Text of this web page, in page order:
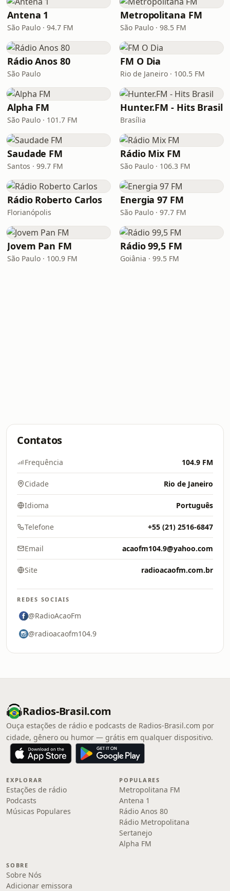
Antena 1
São Paulo · 94.7 FM
Metropolitana FM
São Paulo · 98.5 FM
Rádio Anos 80
São Paulo
FM O Dia
Rio de Janeiro · 100.5 FM
Alpha FM
São Paulo · 101.7 FM
Hunter.FM - Hits Brasil
Brasília
Saudade FM
Santos · 99.7 FM
Rádio Mix FM
São Paulo · 106.3 FM
Rádio Roberto Carlos
Florianópolis
Energia 97 FM
São Paulo · 97.7 FM
Jovem Pan FM
São Paulo · 100.9 FM
Rádio 99,5 FM
Goiânia · 99.5 FM
Contatos
Frequência 104.9 FM
Cidade Rio de Janeiro
Idioma Português
Telefone +55 (21) 2516-6847
Email acaofm104.9@yahoo.com
Site radioacaofm.com.br
REDES SOCIAIS
@RadioAcaoFm
@radioacaofm104.9
Radios-Brasil.com
Ouça estações de rádio e podcasts de Radios-Brasil.com por
cidade, gênero ou humor — grátis em qualquer dispositivo.
EXPLORAR
Estações de rádio
Podcasts
Músicas Populares
POPULARES
Metropolitana FM
Antena 1
Rádio Anos 80
Rádio Metropolitana
Sertanejo
Alpha FM
SOBRE
Sobre Nós
Adicionar emissora